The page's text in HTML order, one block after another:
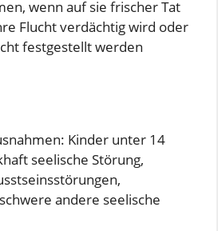
wenn auf sie frischer Tat
Flucht verdächtig wird oder
festgestellt werden
Kinder unter 14
seelische Störung,
andere seelische